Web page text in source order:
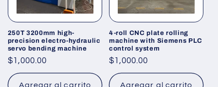
250T 3200mm high-
precision electro-hydraulic
servo bending machine
Precio
habitual
$1,000.00
Agregar al carrito
4-roll CNC plate rolling
machine with Siemens PLC
control system
Precio
habitual
$1,000.00
Agregar al carrito